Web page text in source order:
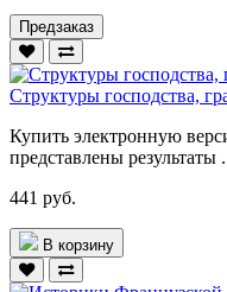
Предзаказ
Структуры господства,
Купить электронную
представлены результаты
441 руб.
В корзину